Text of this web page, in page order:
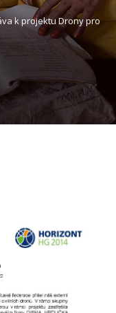
k projektu Drony pro